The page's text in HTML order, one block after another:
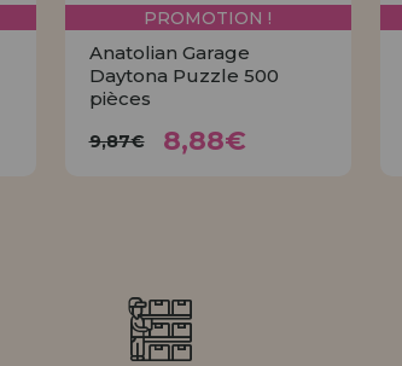
PROMOTION !
Anatolian Garage
Daytona Puzzle 500
pièces
9,87€ 8,88€